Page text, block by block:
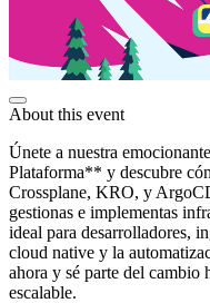
About this event
Únete a nuestra
Plataforma** y descubre
Crossplane, KRO, y
gestionas e implementas
ideal para desarrolladores,
cloud native y la
ahora y sé parte del cambio
escalable.